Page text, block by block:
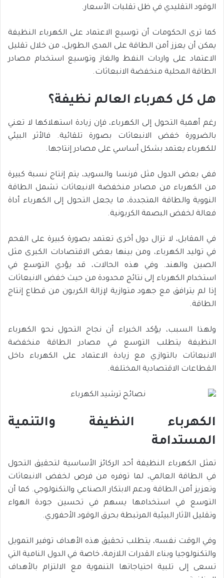
الوقود التقليدي في ظل تقلبات الأسعار.
كما ترى الحكومات أن توسيع الاعتماد على الكهرباء النظيفة
يمكن أن يعزز أمن الطاقة على المدى الطويل، من خلال تقليل
الاعتماد على واردات النفط والغاز وتوسيع استخدام مصادر
الطاقة المحلية منخفضة الانبعاثات.
هل كل كهرباء العالم نظيفة؟
رغم أهمية التحول إلى الكهرباء، فإن زيادة استهلاكها لا تعني
بالضرورة خفض الانبعاثات بصورة تلقائية. فالأثر البيئي
للكهرباء يعتمد بشكل أساسي على مصادر إنتاجها.
ففي بعض الدول مثل فرنسا والسويد، يتم إنتاج نسبة كبيرة
من الكهرباء من مصادر منخفضة الانبعاثات تشمل الطاقة
النووية والطاقة المتجددة، ما يجعل التحول إلى الكهرباء أداة
فعالة لخفض البصمة الكربونية.
في المقابل، لا تزال دول أخرى تعتمد بصورة كبيرة على الفحم
في توليد الكهرباء، ومن بينها بعض الاقتصادات الكبرى مثل
الصين والهند. وفي هذه الحالات، قد يؤدي التوسع في
استخدام الكهرباء إلى نتائج محدودة من حيث خفض الانبعاثات
إذا لم يترافق مع جهود متوازية لإزالة الكربون من قطاع إنتاج
الطاقة.
ولهذا السبب، يؤكد الخبراء أن نجاح التحول نحو الكهرباء
النظيفة يتطلب التوسع في مصادر الطاقة منخفضة
الانبعاثات بالتوازي مع زيادة الاعتماد على الكهرباء داخل
القطاعات الاقتصادية المختلفة.
الكهرباء النظيفة والتنمية
المستدامة
تمثل الكهرباء النظيفة أحد الركائز الأساسية لتحقيق التحول
في الطاقة العالمي، لما توفره من فرص لخفض الانبعاثات
وتعزيز أمن الطاقة ودعم الابتكار الصناعي والتكنولوجي. كما أن
التوسع في استخدامها يسهم في تحسين جودة الهواء
وتقليل الآثار البيئية المرتبطة بحرق الوقود الأحفوري.
وفي الوقت نفسه، يتطلب تحقيق هذه الأهداف توفير التمويل
والتكنولوجيا وبناء القدرات اللازمة، خاصة في الدول النامية التي
تسعى إلى تلبية احتياجاتها التنموية مع الالتزام بالأهداف